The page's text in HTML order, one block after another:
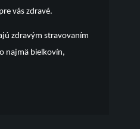
vás zdravé.
zdravým stravovaním
najmä bielkovín,